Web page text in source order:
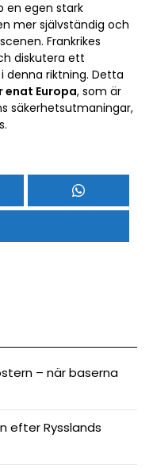
en egen stark
mer självständig och
Frankrikes
diskutera ett
denna riktning. Detta
enat Europa, som är
säkerhetsutmaningar,
– när baserna
efter Rysslands